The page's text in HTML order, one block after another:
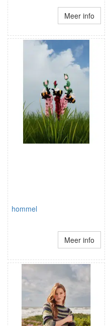
Meer info
hommel
Meer info